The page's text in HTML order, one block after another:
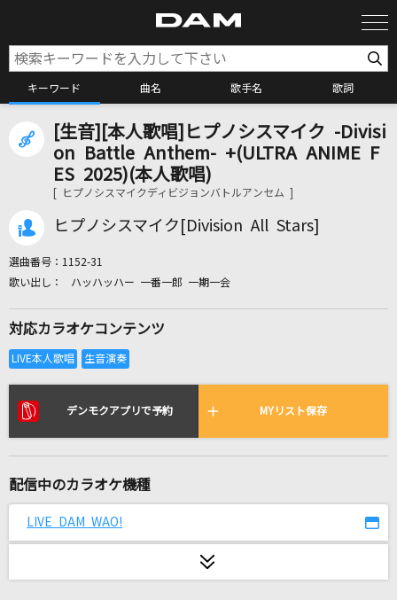
キーワード 曲名 歌手名 歌詞
カラオケ検索
カラオケ店舗検索
リアルタイムで歌われている曲の一覧
ファタール
Tani Yuuki
大阪LOVER
[生音][本人歌唱]ヒプノシスマイク -Divisi
on Battle Anthem- +(ULTRA ANIME F
ES 2025)(本人歌唱)
[ ヒプノシスマイクディビジョンバトルアンセム ]
ヒプノシスマイク[Division All Stars]
選曲番号： 1152-31
ハッハッハー 一番一郎 一期一会
対応カラオケコンテンツ
デンモクアプリで予約 MYリスト保存
配信中のカラオケ機種
LIVE DAM WAO!